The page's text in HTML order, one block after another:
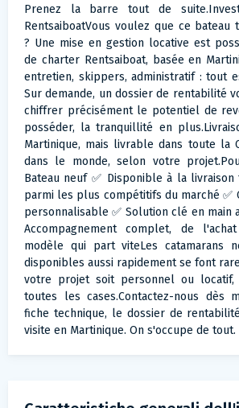
Prenez la barre tout de
RentsaiboatVous voulez que ce bateau
? Une mise en gestion locative est
de charter Rentsaiboat, basée en
entretien, skippers, administratif : tout
Sur demande, un dossier de rentabilité
chiffrer précisément le potentiel de
posséder, la tranquillité en
Martinique, mais livrable dans toute la
dans le monde, selon votre
Bateau neuf ✅ Disponible à la
parmi les plus compétitifs du marché ✅
personnalisable ✅ Solution clé en main
Accompagnement complet, de
modèle qui part viteLes catamarans
disponibles aussi rapidement se font
votre projet soit personnel ou locatif,
toutes les cases.Contactez-nous dès
fiche technique, le dossier de
visite en Martinique. On s'occupe de tout.